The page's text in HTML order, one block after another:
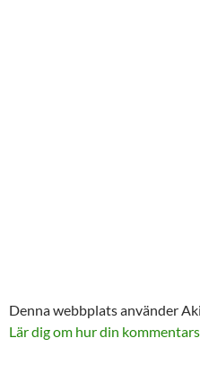
Denna webbplats använder
Lär dig om hur din